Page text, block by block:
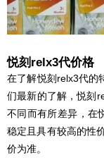
悦刻relx3代价格
在了解悦刻relx3代的
们最新的了解，悦刻
不同而有所差异，在
稳定且具有较高的性
价为准。